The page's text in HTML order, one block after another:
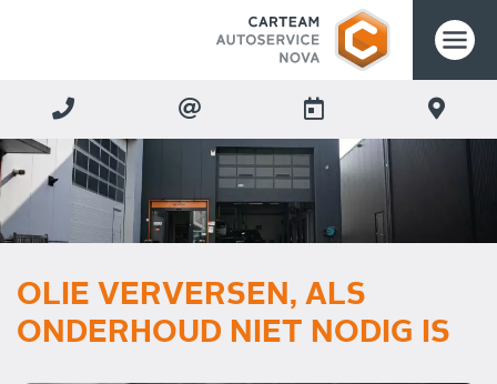
OLIE VERVERSEN, ALS
ONDERHOUD NIET NODIG IS